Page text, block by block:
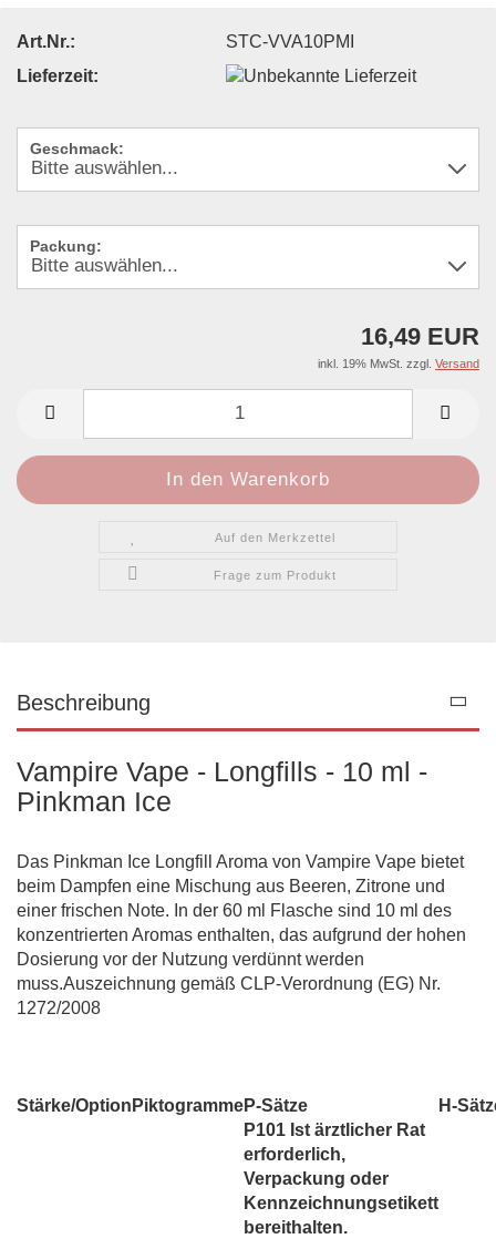
Art.Nr.:
STC-VVA10PMI
Lieferzeit:
Geschmack:
Packung:
16,49 EUR
inkl. 19% MwSt. zzgl. Versand
Auf den Merkzettel
Frage zum Produkt
Beschreibung
Vampire Vape - Longfills - 10 ml -
Pinkman Ice
Das Pinkman Ice Longfill Aroma von Vampire Vape bietet
beim Dampfen eine Mischung aus Beeren, Zitrone und
einer frischen Note. In der 60 ml Flasche sind 10 ml des
konzentrierten Aromas enthalten, das aufgrund der hohen
Dosierung vor der Nutzung verdünnt werden
muss.Auszeichnung gemäß CLP-Verordnung (EG) Nr.
1272/2008
Stärke/Option PiktogrammeP-Sätze H-
P101 Ist ärztlicher Rat
erforderlich,
Verpackung oder
Kennzeichnungsetikett
bereithalten.